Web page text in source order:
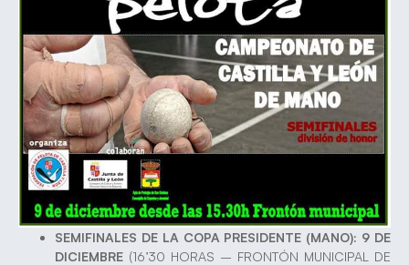
SEMIFINALES DE LA COPA PRESIDENTE (MANO): 9 DE
DICIEMBRE (16’30 HORAS – FRONTÓN MUNICIPAL DE